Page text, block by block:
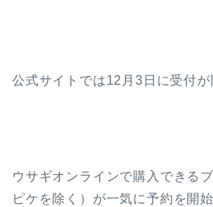
公式サイトでは12月3日に受付が
ウサギオンラインで購入できる
ピケを除く）が一気に予約を開